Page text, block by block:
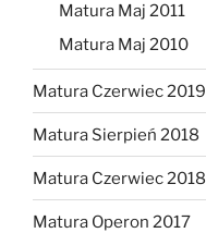
Matura Maj 2011
Matura Maj 2010
Matura Czerwiec 2019
Matura Sierpień 2018
Matura Czerwiec 2018
Matura Operon 2017